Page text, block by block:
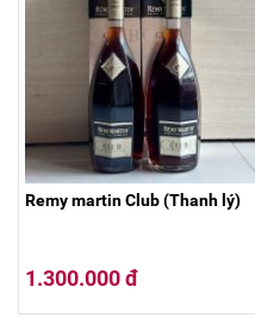
Remy martin Club (Thanh lý)
1.300.000 đ